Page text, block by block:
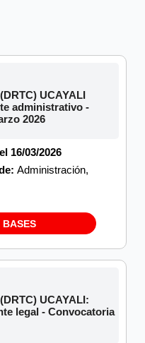
UCAYALI
administrativo -
2026
16/03/2026
Administración,
BASES
UCAYALI:
legal - Convocatoria